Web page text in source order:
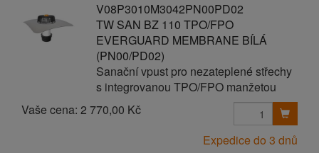
V08P3010M3042PN00PD02
TW SAN BZ 110 TPO/FPO
EVERGUARD MEMBRANE BÍLÁ
(PN00/PD02)
Sanační vpust pro nezateplené střechy
s integrovanou TPO/FPO manžetou
Vaše cena: 2 770,00 Kč
Expedice do 3 dnů